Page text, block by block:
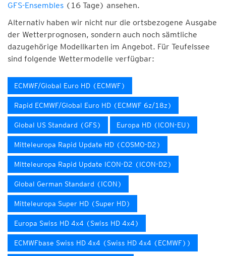
GFS-Ensembles (16 Tage) ansehen.
Alternativ haben wir nicht nur die ortsbezogene Ausgabe
der Wetterprognosen, sondern auch noch sämtliche
dazugehörige Modellkarten im Angebot. Für Teufelssee
sind folgende Wettermodelle verfügbar:
ECMWF/Global Euro HD (ECMWF)
Rapid ECMWF/Global Euro HD (ECMWF 6z/18z)
Global US Standard (GFS) Europa HD (ICON-EU)
Mitteleuropa Rapid Update HD (COSMO-D2)
Mitteleuropa Rapid Update ICON-D2 (ICON-D2)
Global German Standard (ICON)
Mitteleuropa Super HD (Super HD)
Europa Swiss HD 4x4 (Swiss HD 4x4)
ECMWFbase Swiss HD 4x4 (Swiss HD 4x4 (ECMWF))